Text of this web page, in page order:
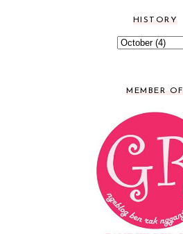
HISTORY
MEMBER OF